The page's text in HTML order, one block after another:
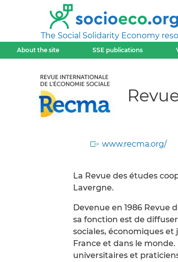
The Social Solidarity Economy
About the site SSE publications
www.recma.org/
La Revue des études
Lavergne.
Devenue en 1986 Revue
sa fonction est de
sociales, économiques et
France et dans le
universitaires et